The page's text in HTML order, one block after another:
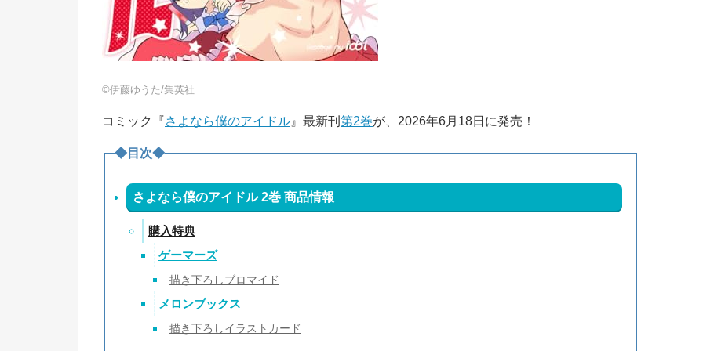
©伊藤ゆうた/集英社
コミック『さよなら僕のアイドル 』最新刊 第2巻が、2026年6月18日に発売！
◆目次◆
さよなら僕のアイドル 2巻 商品情報
購入特典
ゲーマーズ
描き下ろしブロマイド
メロンブックス
描き下ろしイラストカード